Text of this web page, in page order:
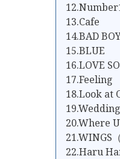
13.Cafe
14.BAD
15.BLUE
16.LOVE
17.Feeling
18.Look at
19.Wedding
20.Where U
21.WINGS
22.Haru